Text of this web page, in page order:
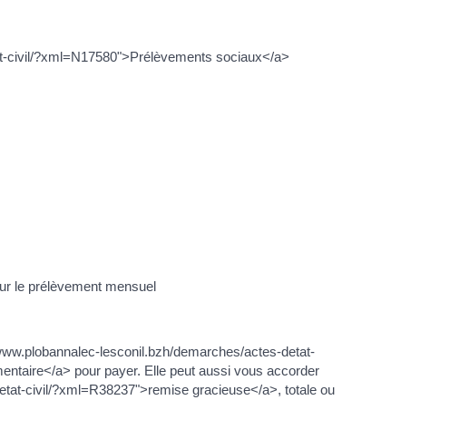
?xml=N17580">Prélèvements sociaux</a>
le prélèvement mensuel
lesconil.bzh/demarches/actes-detat-
a> pour payer. Elle peut aussi vous accorder
civil/?xml=R38237">remise gracieuse</a>, totale ou